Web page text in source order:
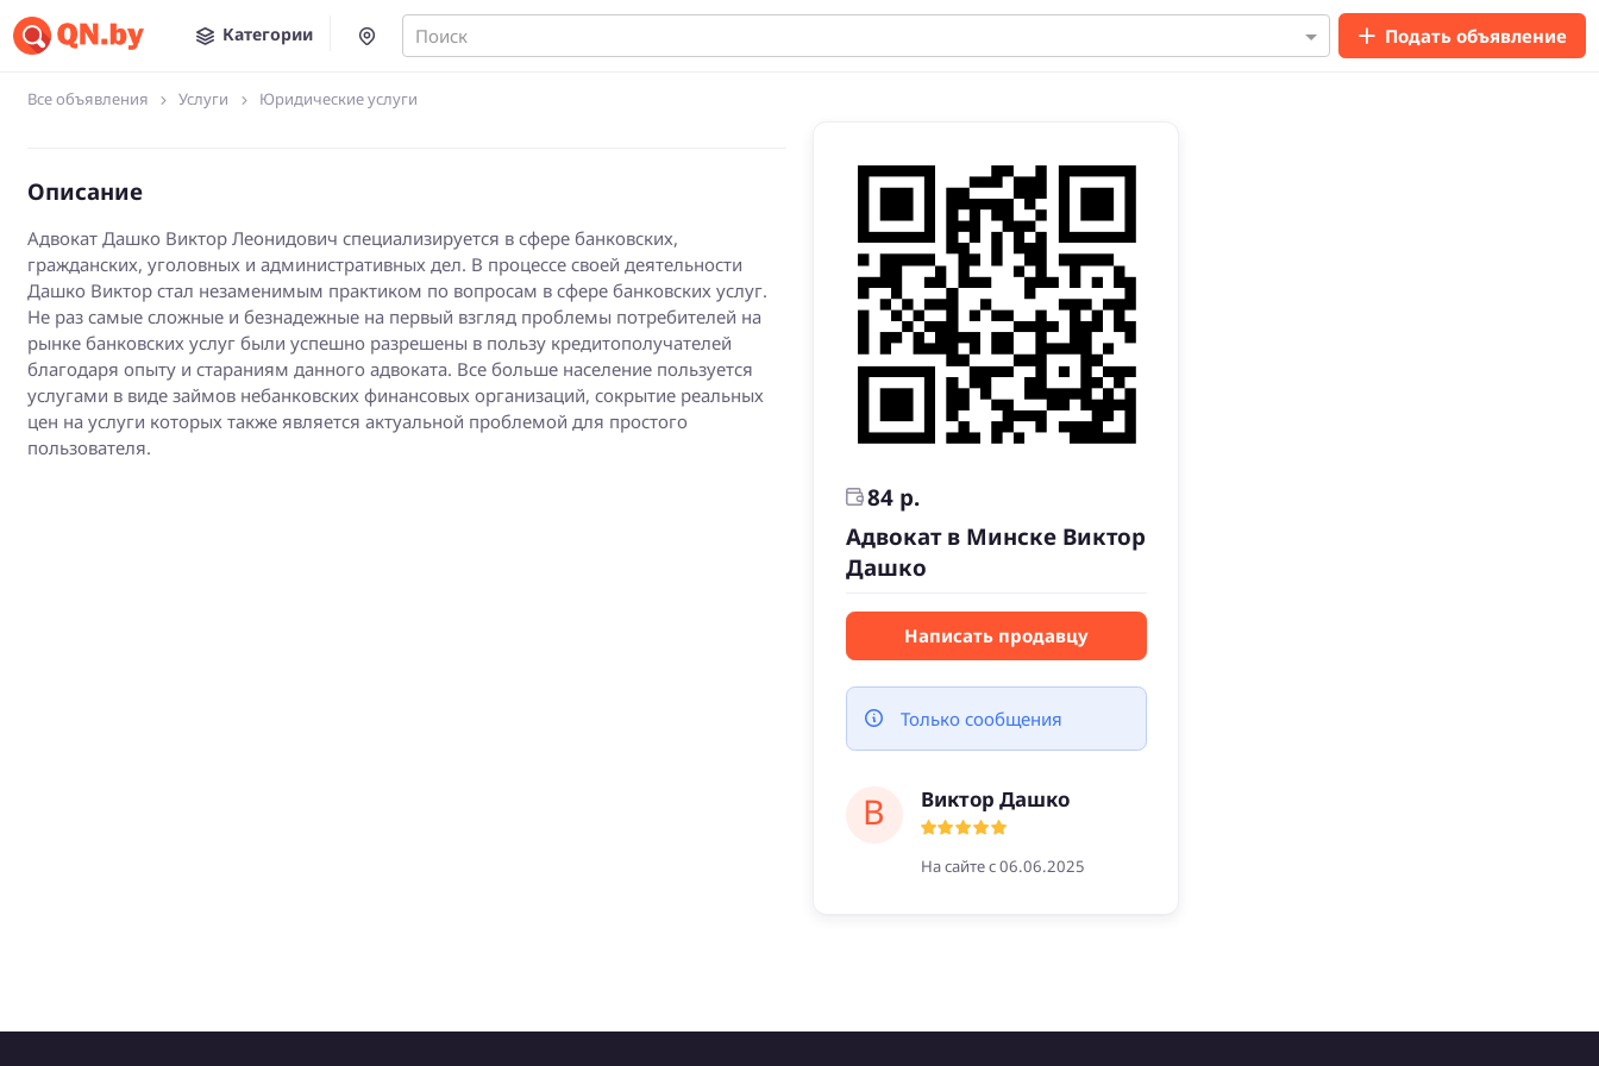
Категории Поиск Подать объявление
Все объявления Услуги Юридические услуги
Описание
Адвокат Дашко Виктор Леонидович специализируется в сфере банковских,
гражданских, уголовных и административных дел. В процессе своей деятельности
Дашко Виктор стал незаменимым практиком по вопросам в сфере банковских услуг.
Не раз самые сложные и безнадежные на первый взгляд проблемы потребителей на
рынке банковских услуг были успешно разрешены в пользу кредитополучателей
благодаря опыту и стараниям данного адвоката. Все больше население пользуется
услугами в виде займов небанковских финансовых организаций, сокрытие реальных
цен на услуги которых также является актуальной проблемой для простого
пользователя.
84 р.
Адвокат в Минске Виктор
Дашко
Написать продавцу
Только сообщения
В Виктор Дашко
На сайте с 06.06.2025